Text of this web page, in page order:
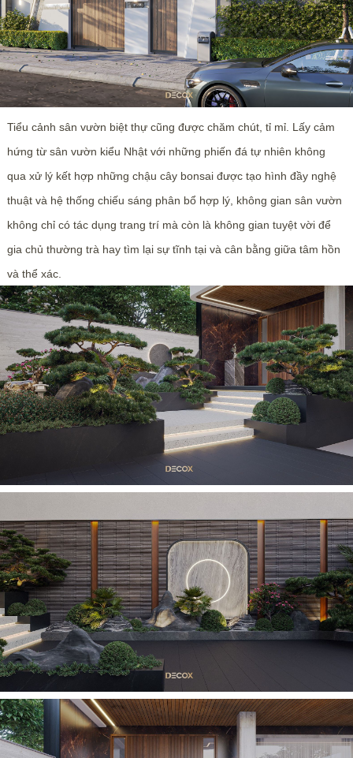
Tiểu cảnh sân vườn biệt thự cũng được chăm chút, tỉ mỉ. Lấy cảm
hứng từ sân vườn kiểu Nhật với những phiến đá tự nhiên không
qua xử lý kết hợp những chậu cây bonsai được tạo hình đầy nghệ
thuật và hệ thống chiếu sáng phân bổ hợp lý, không gian sân vườn
không chỉ có tác dụng trang trí mà còn là không gian tuyệt vời để
gia chủ thường trà hay tìm lại sự tĩnh tại và cân bằng giữa tâm hồn
và thể xác.